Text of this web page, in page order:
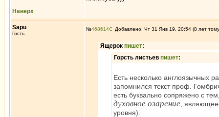
Наверх
Sapu
Гость
№468614 Добавлено: Чт 31 Янв 19, 20:54 (8 лет
Ящерок пишет:
Горсть листьев пишет:
Есть несколько англоязычных
запомнился текст проф.
есть буквально сопряжено с
духовное озарение ,
уровня).